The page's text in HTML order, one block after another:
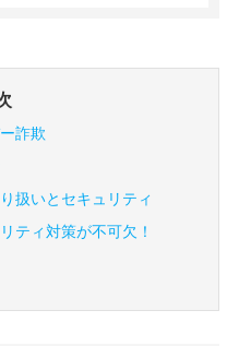
詐欺
扱いとセキュリティ
ティ対策が不可欠！